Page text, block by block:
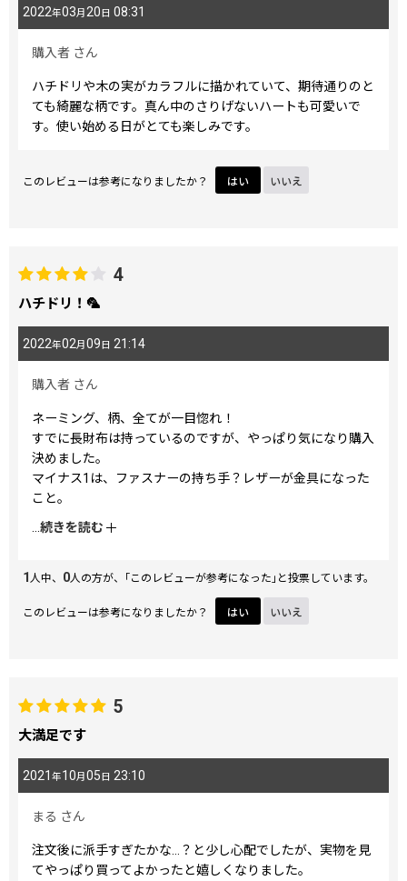
2022年03月 20 日 08:31
購入者 さん
ハチドリや木の実がカラフルに描かれていて、期待通りのと
ても綺麗な柄です。真ん中のさりげないハートも可愛いで
す。使い始める日がとても楽しみです。
このレビューは参考になりましたか？ はい いいえ
4
ハチドリ！🦜
2022年02月 09 日 21:14
購入者 さん
ネーミング、柄、全てが一目惚れ！
すでに長財布は持っているのですが、やっぱり気になり購入
決めました。
マイナス1は、ファスナーの持ち手？レザーが金具になった
こと。
今の長財布はレザーでとても良いのです。
また復活しないかなー。
...続きを読む
1人中、 0人の方が、｢このレビューが参考になった｣と投票しています。
このレビューは参考になりましたか？ はい いいえ
5
大満足です
2021 年10月05日 23:10
まる さん
注文後に派手すぎたかな…？と少し心配でしたが、実物を見
てやっぱり買ってよかったと嬉しくなりました。